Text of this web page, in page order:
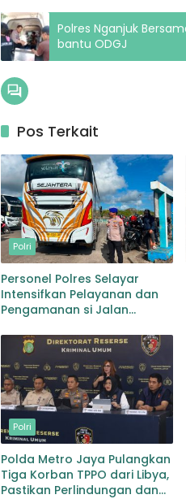
Polres Nganjuk
bantu ODGJ
Pos Terkait
Polri
Personel Polres Selayar
Intensifkan Pelayanan dan
Pengamanan si Jalan
Masyarakat, Hingga
Pelabuhan
Polri
Polda Metro Jaya Pulangkan
Tiga Korban TPPO dari Libya,
Pastikan Perlindungan dan